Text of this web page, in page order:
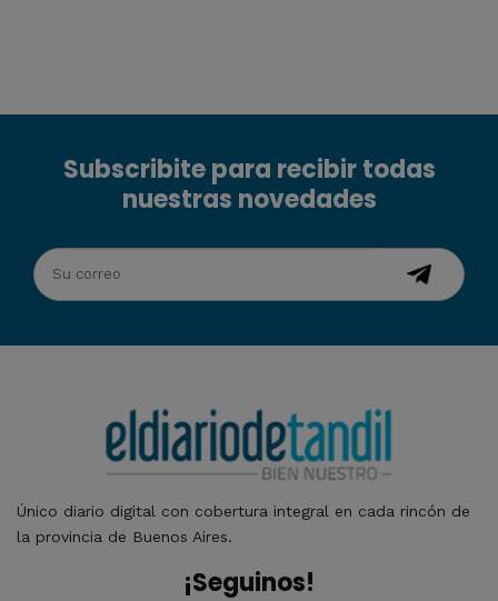
Subscribite para recibir todas
nuestras novedades
Único diario digital con cobertura integral en cada rincón de
la provincia de Buenos Aires.
¡Seguinos!